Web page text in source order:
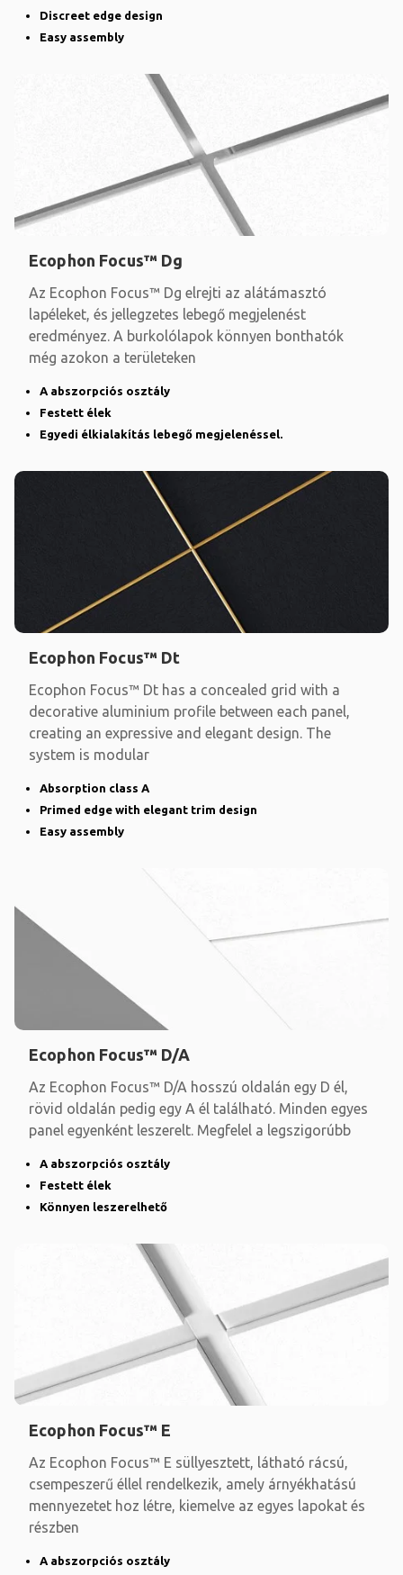
Discreet edge design
Easy assembly
Ecophon Focus™ Dg
Az Ecophon Focus™ Dg elrejti az alátámasztó
lapéleket, és jellegzetes lebegő megjelenést
eredményez. A burkolólapok könnyen bonthatók
még azokon a területeken
A abszorpciós osztály
Festett élek
Egyedi élkialakítás lebegő megjelenéssel.
Ecophon Focus™ Dt
Ecophon Focus™ Dt has a concealed grid with a
decorative aluminium profile between each panel,
creating an expressive and elegant design. The
system is modular
Absorption class A
Primed edge with elegant trim design
Easy assembly
Ecophon Focus™ D/A
Az Ecophon Focus™ D/A hosszú oldalán egy D él,
rövid oldalán pedig egy A él található. Minden egyes
panel egyenként leszerelt. Megfelel a legszigorúbb
A abszorpciós osztály
Festett élek
Könnyen leszerelhető
Ecophon Focus™ E
Az Ecophon Focus™ E süllyesztett, látható rácsú,
csempeszerű éllel rendelkezik, amely árnyékhatású
mennyezetet hoz létre, kiemelve az egyes lapokat és
részben
A abszorpciós osztály